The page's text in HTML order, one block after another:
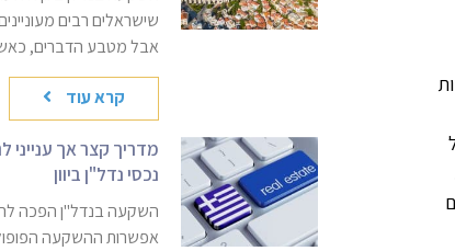
שישראלים רבים
אבל מטבע הדברים,
קרא עוד
מדריך קצר אך ענייני
נכסי נדל"ן ביוון
השקעה בנדל"ן הפכה
אפשרות ההשקעה